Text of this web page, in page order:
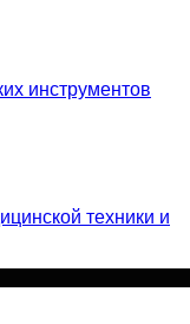
инструментов
техники и